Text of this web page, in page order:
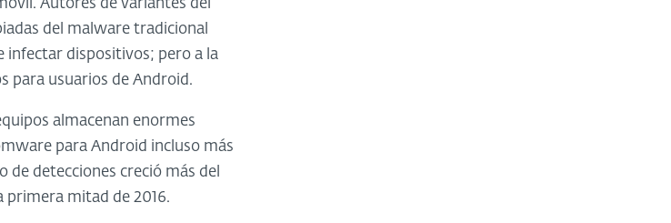
Autores de variantes del
del malware tradicional
infectar dispositivos; pero a la
para usuarios de Android.
almacenan enormes
para Android incluso más
de detecciones creció más del
primera mitad de 2016.